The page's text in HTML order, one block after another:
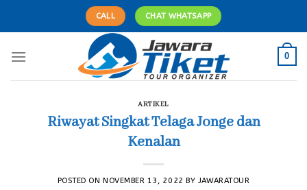
CALL CHAT WHATSAPP
0
ARTIKEL
Riwayat Singkat Telaga Jonge dan
Kenalan
POSTED ONNOVEMBER 13, 2022 BY JAWARATOUR